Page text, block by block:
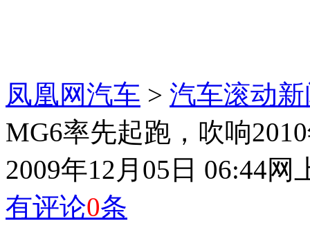
凤凰网汽车 > 汽车滚动
MG6率先起跑，吹响
2009年12月05日 06:44网
有评论0条